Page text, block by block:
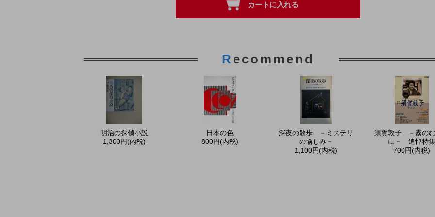
R ecommend
明治の探偵小説
1,300円(内税)
日本の色
800円(内税)
深夜の散歩 －ミステリ
の愉しみ－
1,100円(内税)
須賀敦子 －霧のむ
に－ 追悼特集
700円(内税)